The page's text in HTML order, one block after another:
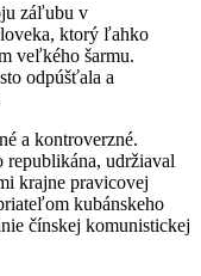
záľubu v
ktorý ľahko
veľkého šarmu.
odpúšťala a
a kontroverzné.
republikána, udržiaval
krajne pravicovej
kubánskeho
čínskej komunistickej